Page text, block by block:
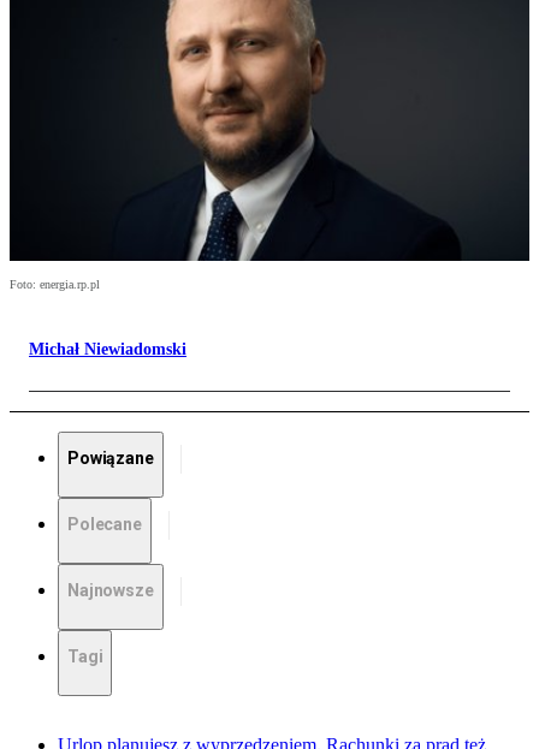
Foto: energia.rp.pl
Michał Niewiadomski
Powiązane
Polecane
Najnowsze
Tagi
Urlop planujesz z wyprzedzeniem. Rachunki za prąd też